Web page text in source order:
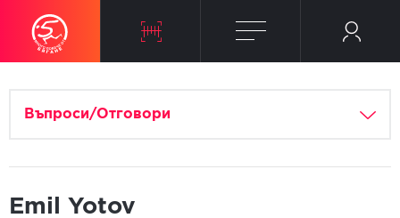
Въпроси/Отговори
Emil Yotov